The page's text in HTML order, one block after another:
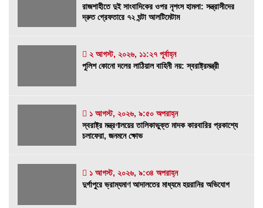
রাজশাহীতে দুই সাংবাদিকের ওপর নৃশংস হামলা:
৪ আগস্ট, ২০২৬, ১:৫৮ অপরাহ্ন
স্বরাষ্ট্র মন্ত্রণালয়ের তালিকাভুক্ত মাদক কারবারির
প্রকাশ্যে চলাফেরা, জনমনে ক্ষোভ
দুর্গাপুরে ভ্রাম্যমাণ আদালতের মাধ্যমে হয়রানির
অভিযোগ
রাজশাহীতে দুই সাংবাদিকের ওপর নৃশংস হামলা: সন্ত্রাসীদের
দ্রুত গ্রেফতারে ৭২ ঘন্টা আলটিমেটাম
২ আগস্ট, ২০২৬, ১১:২৭ পূর্বাহ্ন
পুলিশ কোনো দলের লাঠিয়াল বাহিনী নয়: স্বরাষ্ট্রমন্ত্রী
১ আগস্ট, ২০২৬, ৯:৫০ অপরাহ্ন
স্বরাষ্ট্র মন্ত্রণালয়ের তালিকাভুক্ত মাদক কারবারির প্রকাশ্যে
চলাফেরা, জনমনে ক্ষোভ
১ আগস্ট, ২০২৬, ৯:৩৪ অপরাহ্ন
দুর্গাপুরে ভ্রাম্যমাণ আদালতের মাধ্যমে হয়রানির অভিযোগ